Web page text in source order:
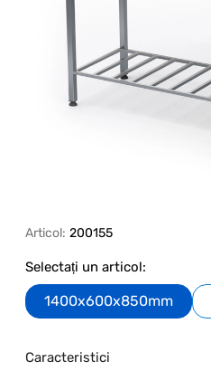
Articol: 200155
Selectați un articol:
1400x600x850mm
Caracteristici